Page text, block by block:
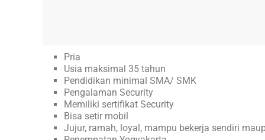
Pria
Usia maksimal 35 tahun
Pendidikan minimal SMA/ SMK
Pengalaman Security
Memiliki sertifikat Security
Bisa setir mobil
Jujur, ramah, loyal, mampu bekerja sendiri